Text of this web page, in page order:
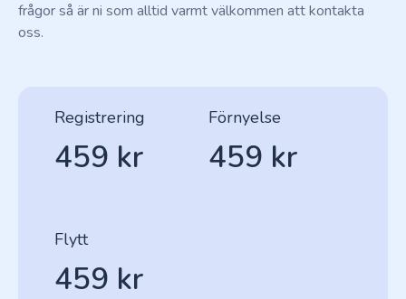
frågor så är ni som alltid varmt välkommen att kontakta
oss.
Registrering
459 kr
Förnyelse
459 kr
Flytt
459 kr